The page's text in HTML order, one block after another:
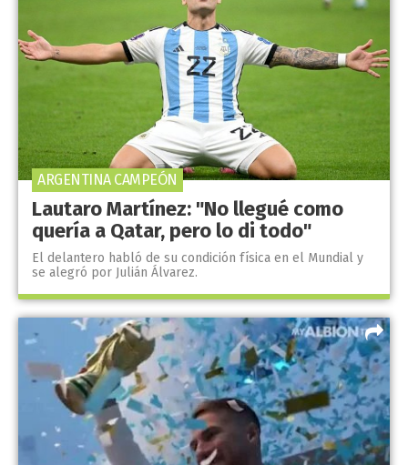
Lautaro Martínez: "No llegué como
quería a Qatar, pero lo di todo"
El delantero habló de su condición física en el Mundial y
se alegró por Julián Álvarez.
ARGENTINA CAMPEÓN